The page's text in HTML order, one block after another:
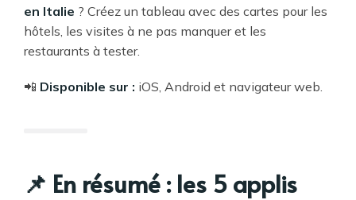
en Italie ? Créez un tableau avec des cartes pour les
hôtels, les visites à ne pas manquer et les
restaurants à tester.
📲 Disponible sur : iOS, Android et navigateur web.
📌 En résumé : les 5 applis